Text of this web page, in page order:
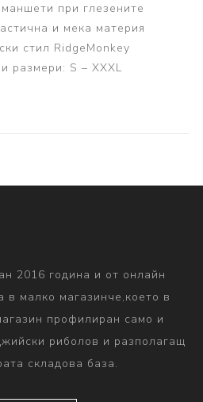
при глезените
и мека материя
стил RidgeMonkey
размери: S – XXXL
2016 година и от онлайн
в малко магазинче,което в
профилиран само и
риболов и разполагащ
складова база.